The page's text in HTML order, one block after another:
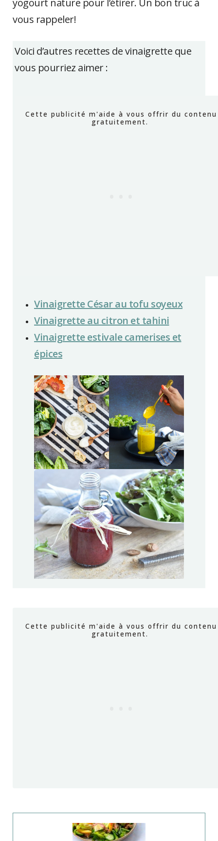
vous rappeler!
Voici d’autres recettes de vinaigrette que
vous pourriez aimer :
Vinaigrette César au tofu soyeux
Vinaigrette au citron et tahini
Vinaigrette estivale camerises et
épices